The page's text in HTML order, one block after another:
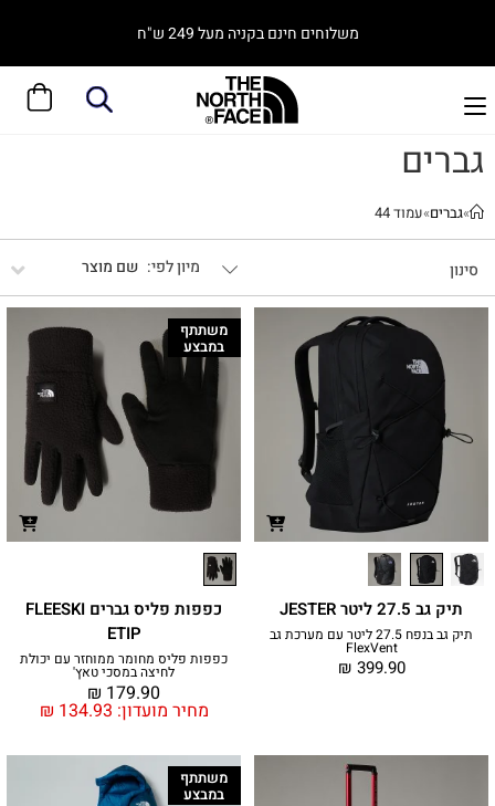
משלוחים חינם בקניה מעל 249 ש"ח
גברים
»גברים»עמוד 44
סינון שם מוצר
תיק גב 27.5 ליטר JESTER
תיק גב בנפח 27.5 ליטר עם מערכת גב
FlexVent
₪ 399.90
משתתף
במבצע
כפפות פליס גברים FLEESKI
ETIP
כפפות פליס מחומר ממוחזר עם יכולת
לחיצה במסכי טאץ'
מחיר מועדון: ₪ 134.93
₪ 179.90
משתתף
במבצע